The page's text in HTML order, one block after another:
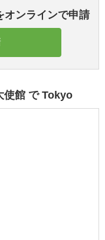
オンラインで申請
使館 で Tokyo